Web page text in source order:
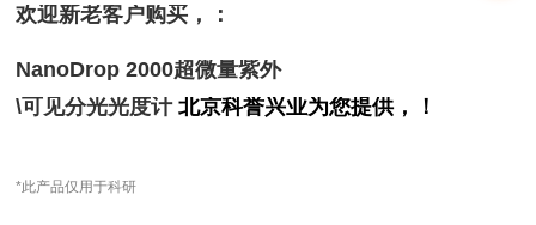
欢迎新老客户购买，：
NanoDrop 2000超微量紫外
\可见分光光度计北京科誉兴业为您提供，！
*此产品仅用于科研